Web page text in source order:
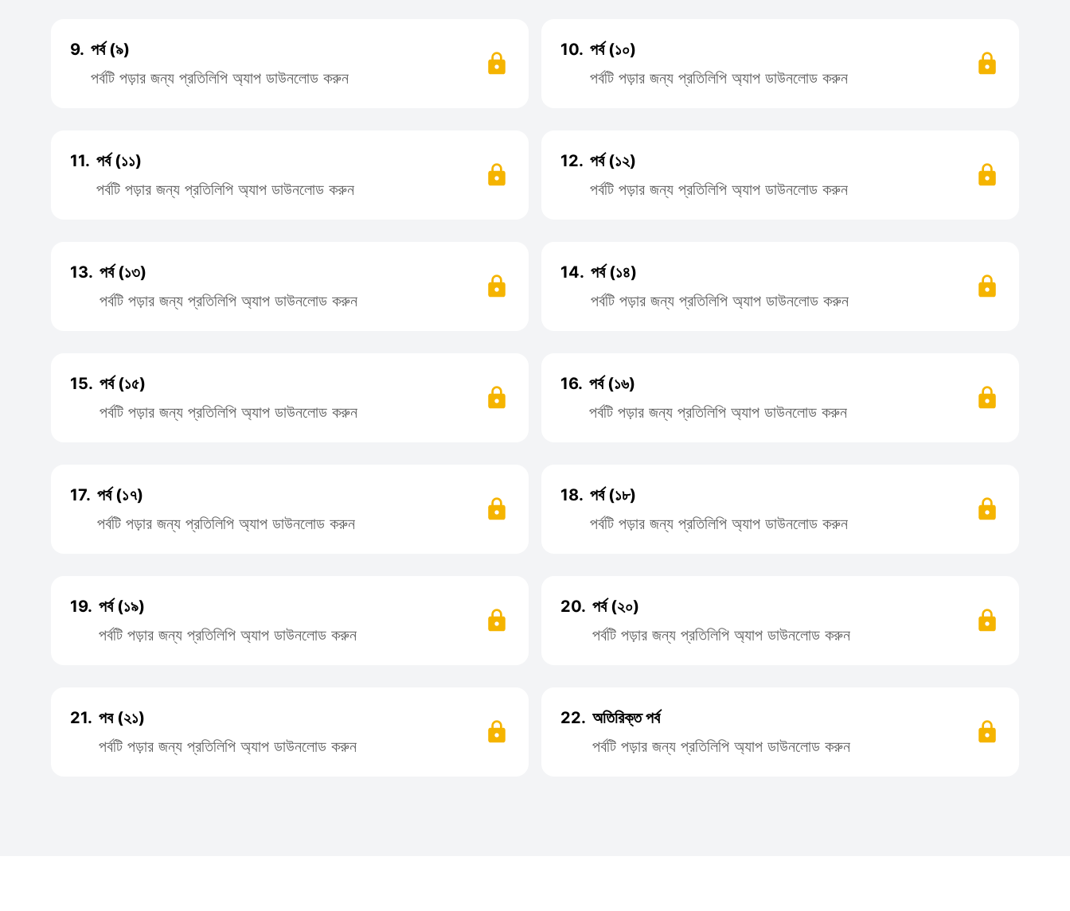
9. পর্ব (৯)
পর্বটি পড়ার জন্য প্রতিলিপি অ্যাপ ডাউনলোড করুন
10. পর্ব (১০)
পর্বটি পড়ার জন্য প্রতিলিপি অ্যাপ ডাউনলোড করুন
11. পর্ব (১১)
পর্বটি পড়ার জন্য প্রতিলিপি অ্যাপ ডাউনলোড করুন
12. পর্ব (১২)
পর্বটি পড়ার জন্য প্রতিলিপি অ্যাপ ডাউনলোড করুন
13. পর্ব (১৩)
পর্বটি পড়ার জন্য প্রতিলিপি অ্যাপ ডাউনলোড করুন
14. পর্ব (১৪)
পর্বটি পড়ার জন্য প্রতিলিপি অ্যাপ ডাউনলোড করুন
15. পর্ব (১৫)
পর্বটি পড়ার জন্য প্রতিলিপি অ্যাপ ডাউনলোড করুন
16. পর্ব (১৬)
পর্বটি পড়ার জন্য প্রতিলিপি অ্যাপ ডাউনলোড করুন
17. পর্ব (১৭)
পর্বটি পড়ার জন্য প্রতিলিপি অ্যাপ ডাউনলোড করুন
18. পর্ব (১৮)
পর্বটি পড়ার জন্য প্রতিলিপি অ্যাপ ডাউনলোড করুন
19. পর্ব (১৯)
পর্বটি পড়ার জন্য প্রতিলিপি অ্যাপ ডাউনলোড করুন
20. পর্ব (২০)
পর্বটি পড়ার জন্য প্রতিলিপি অ্যাপ ডাউনলোড করুন
21. পব (২১)
পর্বটি পড়ার জন্য প্রতিলিপি অ্যাপ ডাউনলোড করুন
22. অতিরিক্ত পর্ব
পর্বটি পড়ার জন্য প্রতিলিপি অ্যাপ ডাউনলোড করুন